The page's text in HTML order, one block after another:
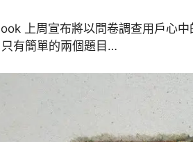
上周宣布將以問卷調查用戶心
有簡單的兩個題目…